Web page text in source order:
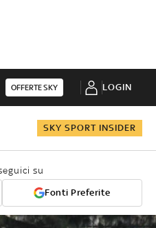
OFFERTE SKY LOGIN
SKY SPORT INSIDER
su
Fonti Preferite